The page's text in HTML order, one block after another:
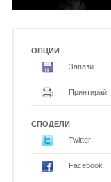
ОПЦИИ
Запази
Принтирай
СПОДЕЛИ
Twitter
Facebook